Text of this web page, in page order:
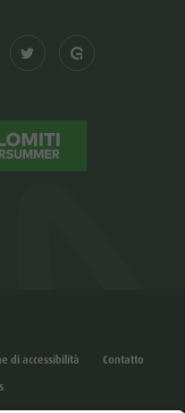
di accessibilità
Contatto